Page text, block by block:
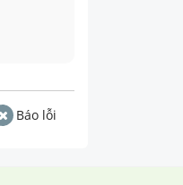
Báo lỗi